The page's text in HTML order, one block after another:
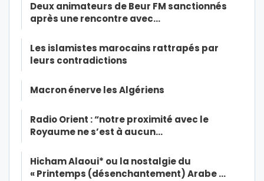
Deux animateurs de Beur FM sanctionnés
après une rencontre avec…
Les islamistes marocains rattrapés par
leurs contradictions
Macron énerve les Algériens
Radio Orient : “notre proximité avec le
Royaume ne s’est à aucun…
Hicham Alaoui* ou la nostalgie du
« Printemps (désenchantement) Arabe …